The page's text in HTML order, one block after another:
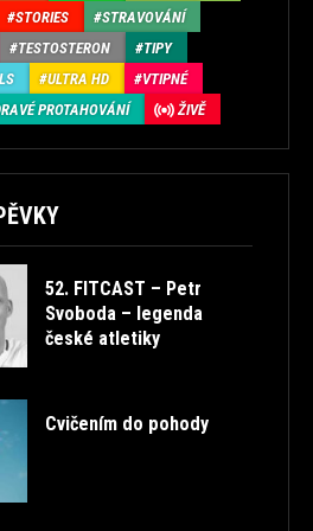
STORIES
STRAVOVÁNÍ
TESTOSTERON
TIPY
ULTRA HD
VTIPNÉ
PROTAHOVÁNÍ ŽIVĚ
52. FITCAST – Petr
Svoboda – legenda
české atletiky
Cvičením do pohody